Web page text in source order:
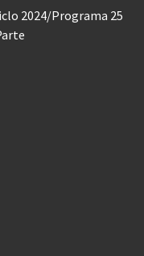
2024/Programa 25